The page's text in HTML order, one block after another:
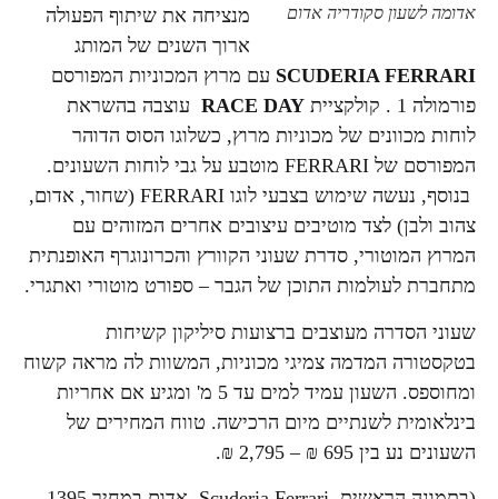
אדומה לשעון סקודריה אדום
מנציחה את שיתוף הפעולה
ארוך השנים של המותג
SCUDERIA FERRARI עם מרוץ המכוניות המפורסם
פורמולה 1 . קולקציית
RACE DAY עוצבה בהשראת
לוחות מכוונים של מכוניות מרוץ, כשלוגו הסוס הדוהר
המפורסם של FERRARI מוטבע על גבי לוחות השעונים.
בנוסף, נעשה שימוש בצבעי לוגו FERRARI (שחור, אדום,
צהוב ולבן) לצד מוטיבים עיצובים אחרים המזוהים עם
המרוץ המוטורי, סדרת שעוני הקוורץ והכרונוגרף האופנתית
מתחברת לעולמות התוכן של הגבר – ספורט מוטורי ואתגרי.
שעוני הסדרה מעוצבים ברצועות סיליקון קשיחות
בטקסטורה המדמה צמיגי מכוניות, המשוות לה מראה קשוח
ומחוספס. השעון עמיד למים עד 5 מ' ומגיע אם אחריות
בינלאומית לשנתיים מיום הרכישה. טווח המחירים של
השעונים נע בין 695 ₪ – 2,795 ₪.